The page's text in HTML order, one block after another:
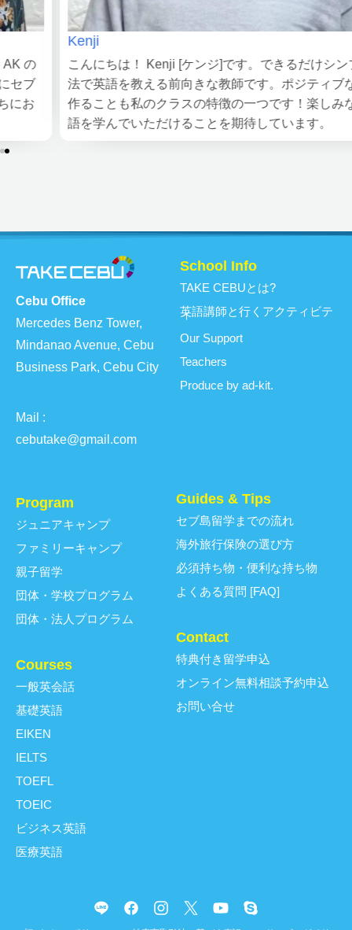
こんにちは！ Kenji [ケンジ]です。できるだけシンプルな方
法で英語を教える前向きな教師です。ポジティブな環境を
作ることも私のクラスの特徴の一つです！楽しみながら英
語を学んでいただけることを期待しています。
Cebu Office
Mercedes Benz Tower,
Mindanao Avenue, Cebu
Business Park, Cebu City
Mail :
cebutake@gmail.com
School Info
TAKE CEBUとは?
英語講師と行くアクティビテ
ィ
Our Support
Teachers
Produce by ad-kit.
Program
ジュニアキャンプ
ファミリーキャンプ
親子留学
団体・学校プログラム
団体・法人プログラム
Courses
一般英会話
基礎英語
EIKEN
IELTS
TOEFL
TOEIC
ビジネス英語
医療英語
Guides & Tips
セブ島留学までの流れ
海外旅行保険の選び方
必須持ち物・便利な持ち物
よくある質問 [FAQ]
Contact
特典付き留学申込
オンライン無料相談予約申込
お問い合せ